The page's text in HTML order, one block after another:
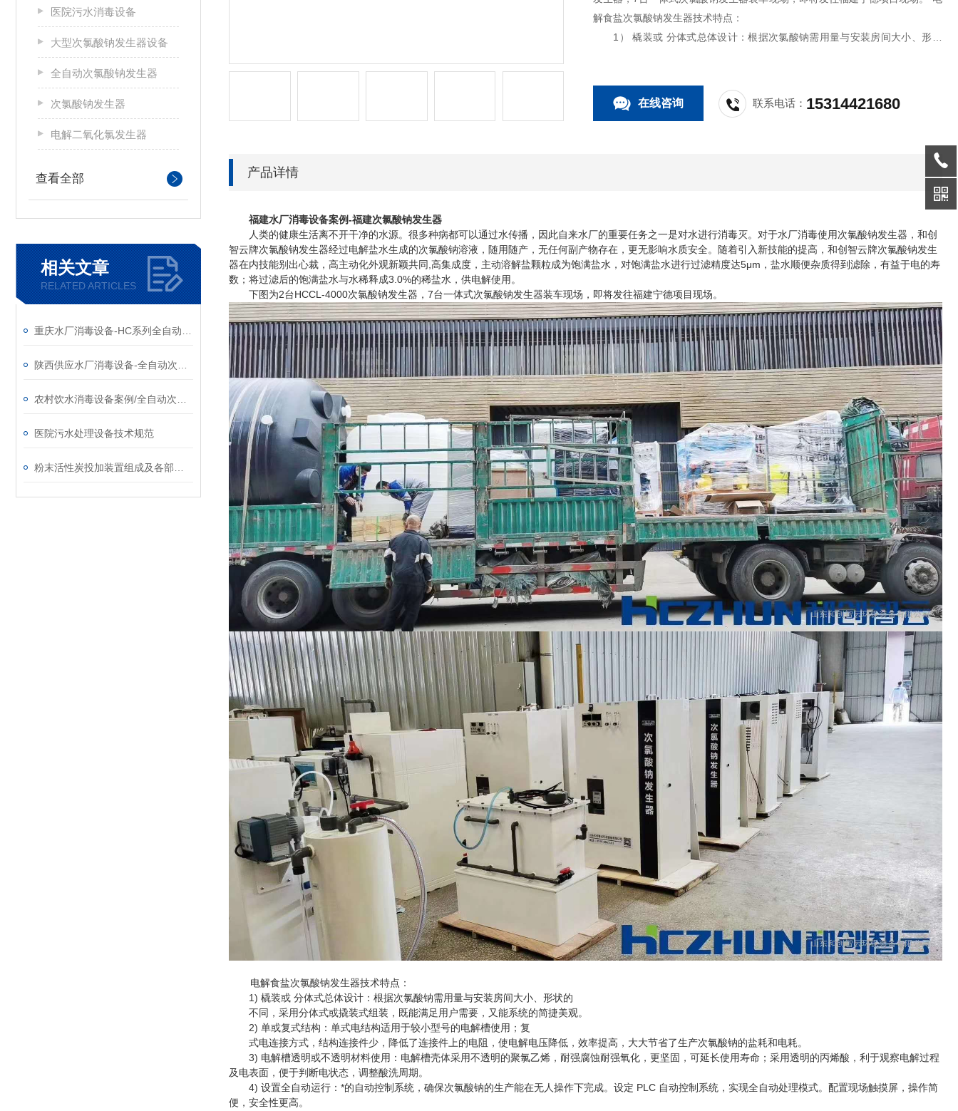
医院污水消毒设备
大型次氯酸钠发生器设备
全自动次氯酸钠发生器
次氯酸钠发生器
电解二氧化氯发生器
查看全部
相关文章
RELATED ARTICLES
医院污水处理设备技术规范
解食盐次氯酸钠发生器技术特点：
1） 橇装或 分体式总体设计：根据次氯酸钠需用量与安装房间大小、形状
2） 单或复式结构：单式电结构适
在线咨询 联系电话： 15314421680
产品详情
福建水厂消毒设备案例-福建次氯酸钠发生器
人类的健康生活离不开干净的水源。很多种病都可以通过水传播，因此自来水厂的重要任务之一是对水进行消毒灭。对于水厂消毒使用次氯酸钠发生器，和创
智云牌次氯酸钠发生器经过电解盐水生成的次氯酸钠溶液，随用随产，无任何副产物存在，更无影响水质安全。随着引入新技能的提高，和创智云牌次氯酸钠发生
器在内技能别出心裁，高主动化外观新颖共同,高集成度，主动溶解盐颗粒成为饱满盐水，对饱满盐水进行过滤精度达5μm，盐水顺便杂质得到滤除，有益于电的寿
数；将过滤后的饱满盐水与水稀释成3.0%的稀盐水，供电解使用。
下图为2台HCCL-4000次氯酸钠发生器，7台一体式次氯酸钠发生器装车现场，即将发往福建宁德项目现场。
电解食盐次氯酸钠发生器技术特点：
1) 橇装或 分体式总体设计：根据次氯酸钠需用量与安装房间大小、形状的
不同，采用分体式或撬装式组装，既能满足用户需要，又能系统的简捷美观。
2) 单或复式结构：单式电结构适用于较小型号的电解槽使用；复
式电连接方式，结构连接件少，降低了连接件上的电阻，使电解电压降低，效率提高，大大节省了生产次氯酸钠的盐耗和电耗。
3) 电解槽透明或不透明材料使用：电解槽壳体采用不透明的聚氯乙烯，耐强腐蚀耐强氧化，更坚固，可延长使用寿命；采用透明的丙烯酸，利于观察电解过程
及电表面，便于判断电状态，调整酸洗周期。
4) 设置全自动运行：*的自动控制系统，确保次氯酸钠的生产能在无人操作下完成。设定 PLC 自动控制系统，实现全自动处理模式。配置现场触摸屏，操作简
便，安全性更高。